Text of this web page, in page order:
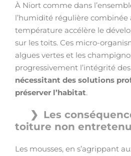
À Niort comme dans
l’humidité régulière combinée
température accélère le
sur les toits. Ces micro-
algues vertes et les
progressivement l’intégrité
nécessitant des solutions
préserver l’habitat.
Les
toiture non
Les mousses, en s’agrippant